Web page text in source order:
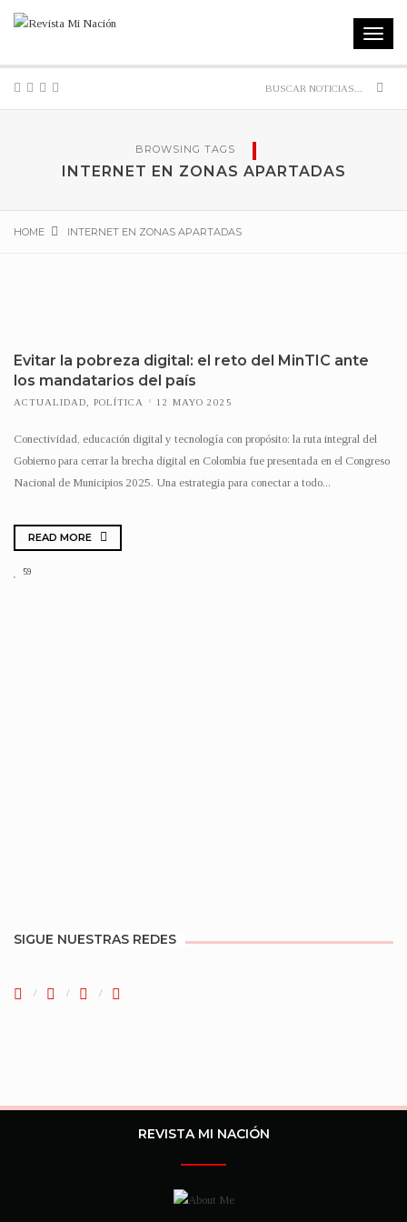
Toggle
BROWSING TAGS
INTERNET EN ZONAS APARTADAS
HOME INTERNET EN ZONAS APARTADAS
Evitar la pobreza digital: el reto del MinTIC ante
los mandatarios del país
ACTUALIDAD POLÍTICA 12 MAYO 2025
Conectividad, educación digital y tecnología con propósito: la ruta integral del
Gobierno para cerrar la brecha digital en Colombia fue presentada en el Congreso
Nacional de Municipios 2025. Una estrategia para conectar a todo...
READ MORE
59
SIGUE NUESTRAS REDES
REVISTA MI NACIÓN